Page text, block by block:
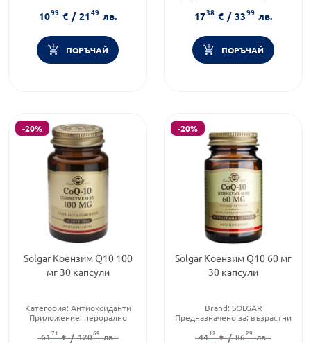
1099 € / 2149 лв.
ПОРЪЧАЙ
1738 € / 3399 лв.
ПОРЪЧАЙ
-20%
Solgar Коензим Q10 100
мг 30 капсули
Категория: Антиоксиданти
Приложение: перорално
6171 € / 12069лв.
-20%
Solgar Коензим Q10 60 мг
30 капсули
Brand: SOLGAR
Предназначено за: възрастни
4412 € / 8629 лв.